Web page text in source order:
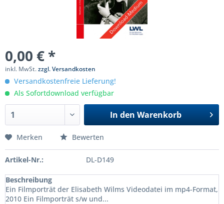
0,00 € *
inkl. MwSt.zzgl. Versandkosten
Versandkostenfreie Lieferung!
Als Sofortdownload verfügbar
In den Warenkorb
Merken Bewerten
Artikel-Nr.: DL-D149
Beschreibung
Ein Filmporträt der Elisabeth Wilms Videodatei im mp4-Format,
2010 Ein Filmporträt s/w und...